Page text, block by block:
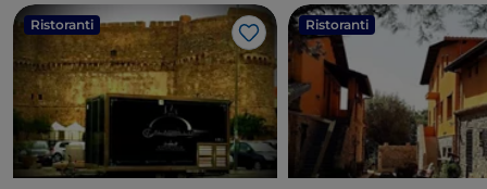
Ristoranti
Like
Ristoranti